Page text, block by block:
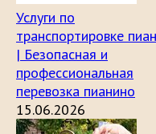
Услуги по
транспортировке
| Безопасная и
профессиональная
перевозка пианино
15.06.2026